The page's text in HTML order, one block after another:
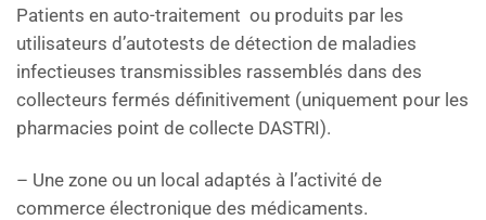
Patients en auto-traitement ou produits par les
utilisateurs d’autotests de détection de maladies
infectieuses transmissibles rassemblés dans des
collecteurs fermés définitivement (uniquement pour les
pharmacies point de collecte DASTRI).
– Une zone ou un local adaptés à l’activité de
commerce électronique des médicaments.